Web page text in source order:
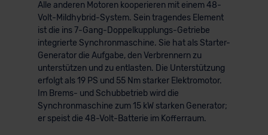
Alle anderen Motoren kooperieren mit einem 48-
Volt-Mildhybrid-System. Sein tragendes Element
ist die ins 7-Gang-Doppelkupplungs-Getriebe
integrierte Synchronmaschine. Sie hat als Starter-
Generator die Aufgabe, den Verbrennern zu
unterstützen und zu entlasten. Die Unterstützung
erfolgt als 19 PS und 55 Nm starker Elektromotor.
Im Brems- und Schubbetrieb wird die
Synchronmaschine zum 15 kW starken Generator;
er speist die 48-Volt-Batterie im Kofferraum.